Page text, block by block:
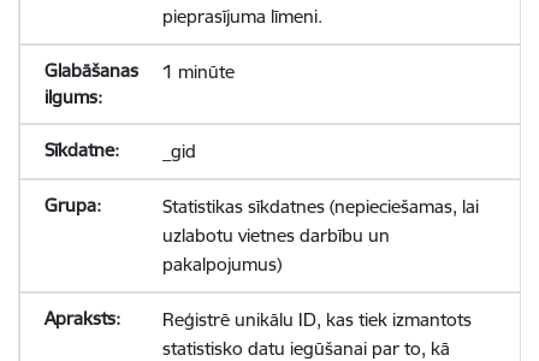
pieprasījuma līmeni.
1 minūte
_gid
Statistikas sīkdatnes (nepieciešamas, lai
uzlabotu vietnes darbību un
pakalpojumus)
Reģistrē unikālu ID, kas tiek izmantots
statistisko datu iegūšanai par to, kā